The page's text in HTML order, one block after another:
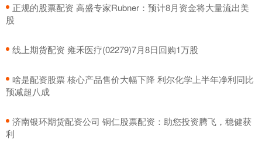
​正规的股票配资 高盛专家Rubner：预计8月资金将大量流出美
股
​线上期货配资 雍禾医疗(02279)7月8日回购1万股
​啥是配资股票 核心产品售价大幅下降 利尔化学上半年净利同比
预减超八成
​济南银环期货配资公司 铜仁股票配资：助您投资腾飞，稳健获
利